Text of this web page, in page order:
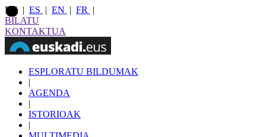
EU | ES | EN | FR
|
BILATU
KONTAKTUA
ESPLORATU BILDUMAK
|
AGENDA
|
ISTORIOAK
|